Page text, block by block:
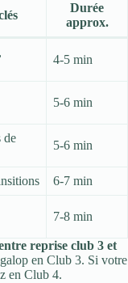
Durée
approx.
4-5 min
5-6 min
de
5-6 min
6-7 min
7-8 min
reprise club 3 et
en Club 3. Si votre
en Club 4.